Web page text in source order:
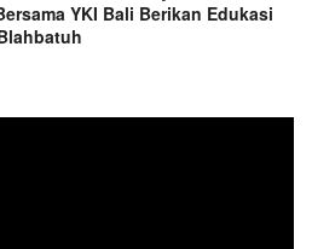
YKI Bali Berikan Edukasi